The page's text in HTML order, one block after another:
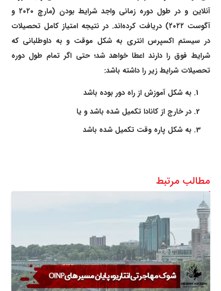
آنلاین و در طول دوره زمانی واجد شرایط بودن (مارچ ۲۰۲۰ و
آگوست ۲۰۲۲) دریافت کرده‌اند. در نتیجه امتیاز کامل تحصیلات
در سیستم اکسپرس انتری به شکل موقت و به داوطلبانی که
شرایط فوق را دارند اعطا خواهد شد؛ حتی اگر تمام طول دوره
تحصیلات شرایط زیر را داشته باشد:
به شکل آموزش از راه دور بوده باشد
در خارج از کانادا تکمیل شده باشد و یا
به شکل پاره وقت تکمیل شده باشد
مطالب مرتبط